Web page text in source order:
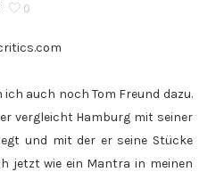
0
auch noch Tom Freund dazu.
vergleicht Hamburg mit seiner
und mit der er seine Stücke
jetzt wie ein Mantra in meinen